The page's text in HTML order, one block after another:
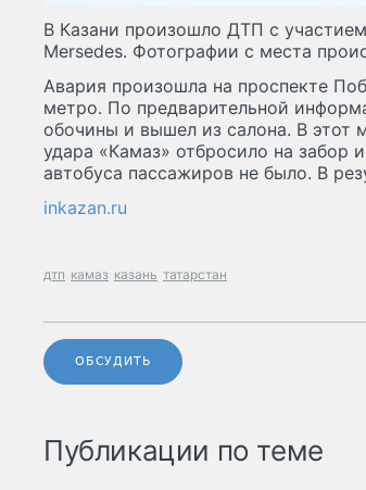
В Казани произошло ДТП с
Mersedes. Фотографии с места
Авария произошла на проспекте
метро. По предварительной
обочины и вышел из салона. В этот
удара «Камаз» отбросило на забор
автобуса пассажиров не было. В
inkazan.ru
дтп камаз казань татарстан
ОБСУДИТЬ
Публикации по теме